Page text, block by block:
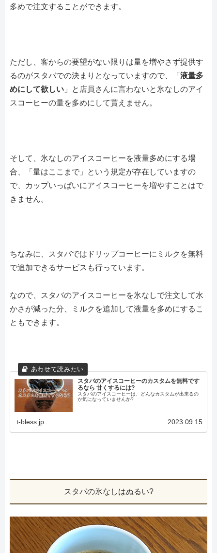
多めで注文することができます。
ただし、客からの要望がない限りは量を増やさず提供す
るのがスタバでの決まりとなっていますので、「 液量多
めにして欲しい 」と店員さんに言わないと氷なしのアイ
スコーヒーの量を多めにして貰えません。
そして、氷なしのアイスコーヒーを液量多めにする場
合、「量はここまで」という規定が存在していますの
で、カップいっぱいにアイスコーヒーを増やすことはで
きません。
ちなみに、スタバではドリップコーヒーにミルクを無料
で追加できるサービスも行っています。
なので、スタバのアイスコーヒーを氷なしで注文して水
かさが減った分、ミルクを追加して液量を多めにするこ
ともできます。
スタバのアイスコーヒーのカスタムを無料です
るなら 甘くするには?
スタバのアイスコーヒーは、どんなカスタムが出来るの
か気になっていませんか?
t-bless.jp 2023.09.15
スタバの氷なしはぬるい?